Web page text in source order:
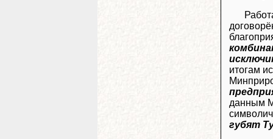
итогам
данным
губят